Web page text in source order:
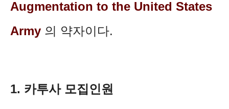
Augmentation to the United States
Army 의 약자이다.
1. 카투사 모집인원